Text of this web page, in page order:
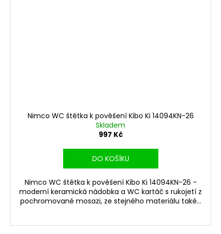
Nimco WC štětka k pověšení Kibo Ki 14094KN-26
Skladem
997 Kč
DO KOŠÍKU
Nimco WC štětka k pověšení Kibo Ki 14094KN-26 -
moderní keramická nádobka a WC kartáč s rukojetí z
pochromované mosazi, ze stejného materiálu také...